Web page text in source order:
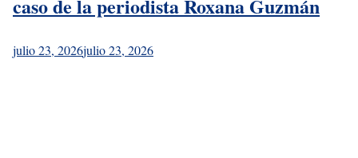
caso de la periodista Roxana Guzmán
julio 23, 2026julio 23, 2026